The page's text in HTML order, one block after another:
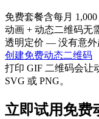
免费套餐含每月
动画 + 动态二维码无
透明定价 — 没有意外
创建免费动态二维码
打印 GIF 二维码会让
SVG 或 PNG。
立即试用免费